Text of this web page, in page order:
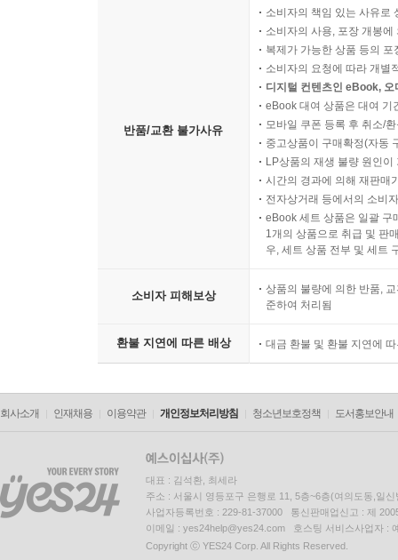
반품/교환 불가사유
소비자의 책임 있는 사유로
소비자의 사용, 포장 개봉
복제가 가능한 상품 등의
소비자의 요청에 따라 개별
디지털 컨텐츠인 eBook,
eBook 대여 상품은 대여 기
모바일 쿠폰 등록 후 취소/
중고상품이 구매확정(자동
LP상품의 재생 불량 원인
시간의 경과에 의해 재판매
전자상거래 등에서의 소비
eBook 세트 상품은 일괄 구
1개의 상품으로 취급 및 판
우, 세트 상품 전부 및 세트
소비자 피해보상
상품의 불량에 의한 반품,
준하여 처리됨
환불 지연에 따른 배상 대금 환불 및 환불 지연에
회사소개 인재채용 이용약관 개인정보처리방침 청소년보호정책 도서홍보안내
대표 : 김석환, 최세라
주소 : 서울시 영등포구 은행로 11, 5층~6층(여의도동,일신
사업자등록번호 : 229-81-37000 통신판매업신고 : 제
이메일 : yes24help@yes24.com 호스팅 서비스사업자 :
Copyright ⓒ YES24 Corp. All Rights Reserved.